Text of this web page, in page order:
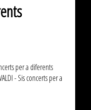
per a diferents
- Sis concerts per a